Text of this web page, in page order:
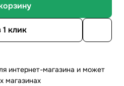
1 клик
интернет-магазина и может
магазинах